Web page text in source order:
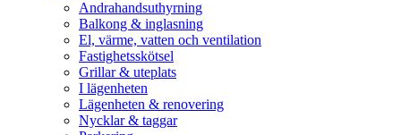
Andrahandsuthyrning
Balkong & inglasning
El, värme, vatten och ventilation
Fastighetsskötsel
Grillar & uteplats
I lägenheten
Lägenheten & renovering
Nycklar & taggar